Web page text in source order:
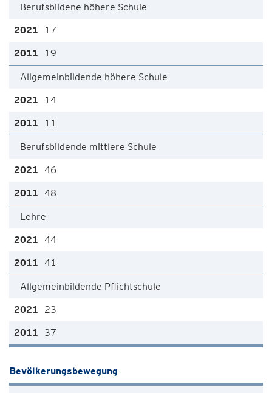
Berufsbildene höhere Schule
17
19
Allgemeinbildende höhere Schule
14
11
Berufsbildende mittlere Schule
46
48
Lehre
44
41
Allgemeinbildende Pflichtschule
23
37
Bevölkerungsbewegung